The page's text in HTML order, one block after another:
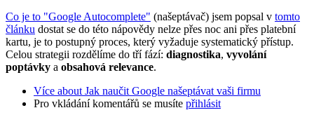
Co je to "Google Autocomplete" (našeptávač) jsem popsal v tomto
článku dostat se do této nápovědy nelze přes noc ani přes platební
kartu, je to postupný proces, který vyžaduje systematický přístup.
Celou strategii rozdělíme do tří fází: diagnostika, vyvolání
poptávky a obsahová relevance.
Více about Jak naučit Google našeptávat vaši firmu
Pro vkládání komentářů se musíte přihlásit